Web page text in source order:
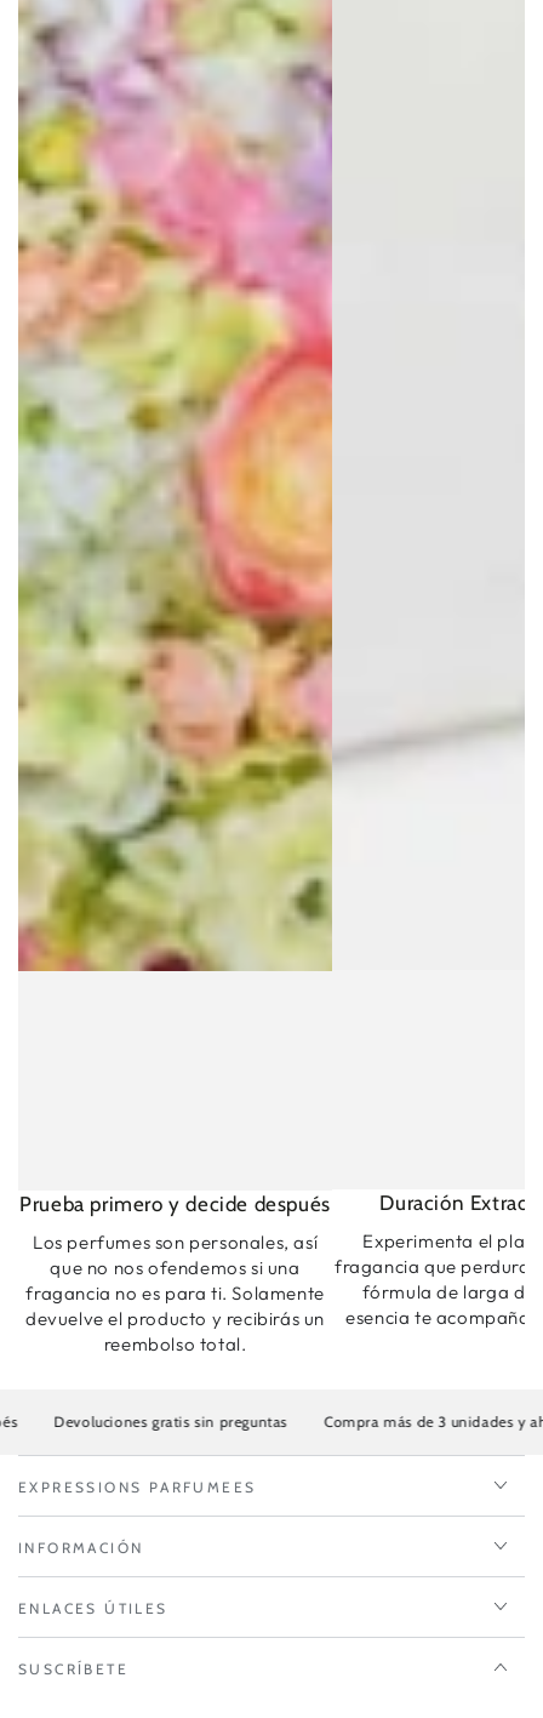
Prueba primero y decide después
Los perfumes son personales, así
que no nos ofendemos si una
fragancia no es para ti. Solamente
devuelve el producto y recibirás un
reembolso total.
Duración
Experimenta el
fragancia que perdura.
fórmula de larga
esencia te acompaña
gratis sin preguntas Compra más de 3 unidades y ahorra
EXPRESSIONS PARFUMEES
INFORMACIÓN
ENLACES ÚTILES
SUSCRÍBETE